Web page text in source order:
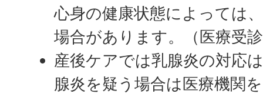
心身の健康状態によっては
場合があります。（医療受
産後ケアでは乳腺炎の対応
腺炎を疑う場合は医療機関